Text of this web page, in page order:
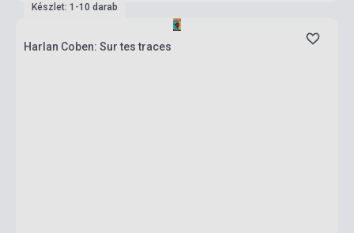
Készlet: 1-10 darab
Harlan Coben: Sur tes traces